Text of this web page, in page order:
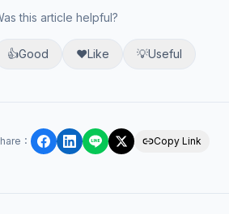
this article helpful?
👍Good ❤️Like 💡Useful
： Copy Link